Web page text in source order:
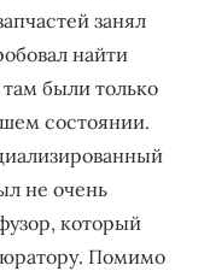
занял
найти
были только
состоянии.
не очень
который
Помимо